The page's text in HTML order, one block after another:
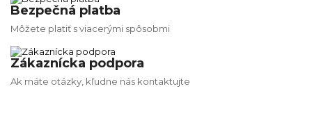
Bezpečná platba
Môžete platiť s viacerými spôsobmi
Zákaznícka podpora
Ak máte otázky, kľudne nás kontaktujte